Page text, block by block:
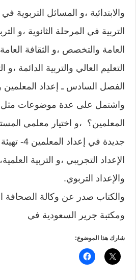
والابتدائية ،و المسائل التربوية في
التربية في المرحلة الثانوية ،و
العامة والتخصص ،و الثقافة
التعليم العالي والتربية الدائمة ،و
الفصل السادس ـ إعداد المعلمين
واشتمل على عدة موضوعات مثل
جديدة في
الإعداد التجريبي ،و التربية
والإعداد التربوي.
والكتاب صدر عن وكالة الصحافة
ومكتبة جرير السعودية في
شارك هذا الموضوع: